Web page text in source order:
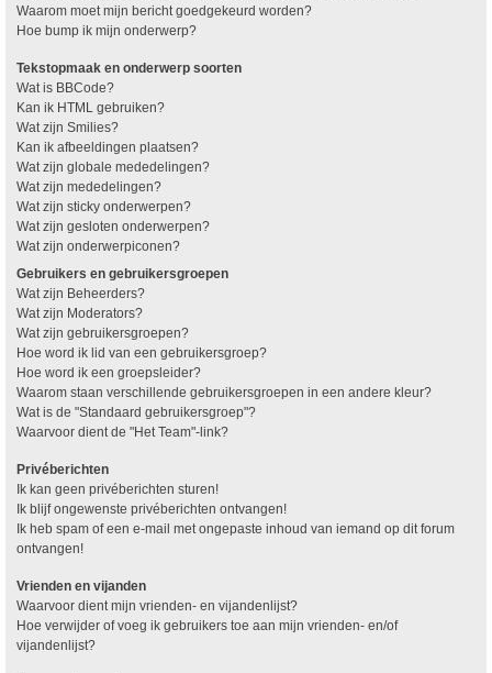
Waarom moet mijn bericht goedgekeurd worden?
Hoe bump ik mijn onderwerp?
Tekstopmaak en onderwerp soorten
Wat is BBCode?
Kan ik HTML gebruiken?
Wat zijn Smilies?
Kan ik afbeeldingen plaatsen?
Wat zijn globale mededelingen?
Wat zijn mededelingen?
Wat zijn sticky onderwerpen?
Wat zijn gesloten onderwerpen?
Wat zijn onderwerpiconen?
Gebruikers en gebruikersgroepen
Wat zijn Beheerders?
Wat zijn Moderators?
Wat zijn gebruikersgroepen?
Hoe word ik lid van een gebruikersgroep?
Hoe word ik een groepsleider?
Waarom staan verschillende gebruikersgroepen in een andere kleur?
Wat is de "Standaard gebruikersgroep"?
Waarvoor dient de "Het Team"-link?
Privéberichten
Ik kan geen privéberichten sturen!
Ik blijf ongewenste privéberichten ontvangen!
Ik heb spam of een e-mail met ongepaste inhoud van iemand op dit forum
ontvangen!
Vrienden en vijanden
Waarvoor dient mijn vrienden- en vijandenlijst?
Hoe verwijder of voeg ik gebruikers toe aan mijn vrienden- en/of
vijandenlijst?